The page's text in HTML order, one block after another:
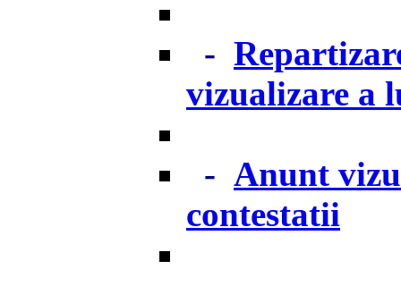
-
vizualizare a
- Anunt
contestatii